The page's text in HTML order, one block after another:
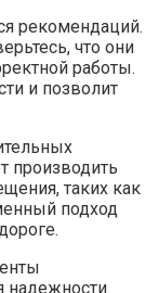
рекомендаций.
что они
работы.
и позволит
производить
таких как
подход